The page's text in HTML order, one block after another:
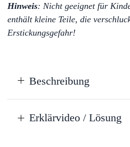
Hinweis: Nicht geeignet für
enthält kleine Teile, die
Erstickungsgefahr!
Beschreibung
Erklärvideo / Lösung